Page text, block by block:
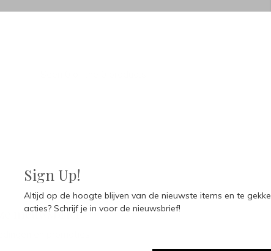
Sign Up!
Altijd op de hoogte blijven van de nieuwste items en te gekke
acties? Schrijf je in voor de nieuwsbrief!
nieuwsbrief
en promoties